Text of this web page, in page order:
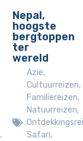
,
Nepal,
hoogste
bergtoppen
ter
wereld
Azië,
Cultuurreizen,
Familiereizen,
Natuurreizen,
Safari,